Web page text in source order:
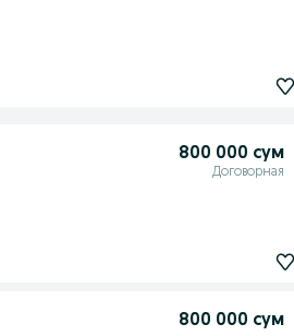
800 000 сум
Договорная
800 000 сум